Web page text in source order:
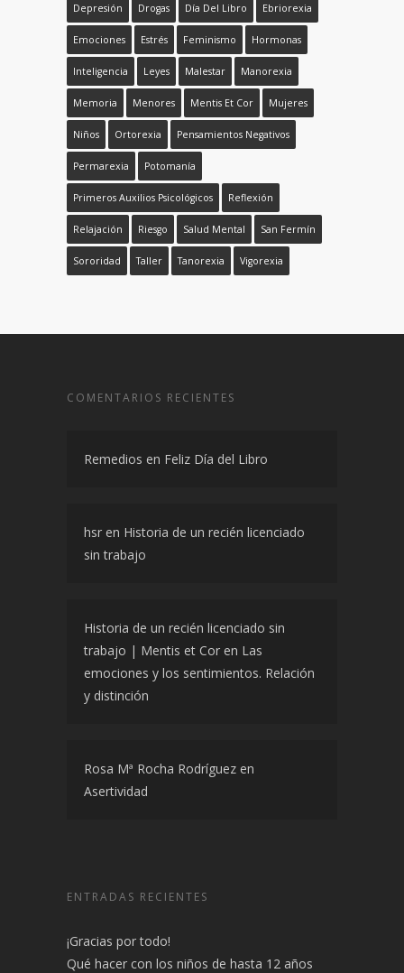
Depresión Drogas Día Del Libro Ebriorexia
Emociones Estrés Feminismo Hormonas
Inteligencia Leyes Malestar Manorexia
Memoria Menores Mentis Et Cor Mujeres
Niños Ortorexia Pensamientos Negativos
Permarexia Potomanía
Primeros Auxilios Psicológicos Reflexión
Relajación Riesgo Salud Mental San Fermín
Sororidad Taller Tanorexia Vigorexia
COMENTARIOS RECIENTES
Remedios en Feliz Día del Libro
hsr en Historia de un recién licenciado
sin trabajo
Historia de un recién licenciado sin
trabajo | Mentis et Cor en Las
emociones y los sentimientos. Relación
y distinción
Rosa Mª Rocha Rodríguez en
Asertividad
ENTRADAS RECIENTES
¡Gracias por todo!
Qué hacer con los niños de hasta 12 años